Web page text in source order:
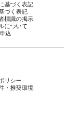
基づく表記
づく表記
標識の掲示
について
込
リシー
・推奨環境